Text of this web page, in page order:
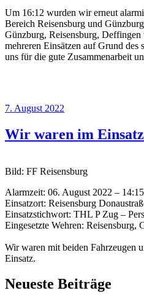
Um 16:12 wurden wir erneut
Bereich Reisensburg und
Günzburg, Reisensburg,
mehreren Einsätzen auf Grund des
uns für die gute Zusammenarbeit
Veröffentlicht
7. August 2022
Wir waren im Einsatz
Bild: FF Reisensburg
Alarmzeit: 06. August 2022 –
Einsatzort: Reisensburg
Einsatzstichwort: THL P Zug –
Eingesetzte Wehren: Reisensburg,
Wir waren mit beiden Fahrzeugen
Einsatz.
Neueste Beiträge